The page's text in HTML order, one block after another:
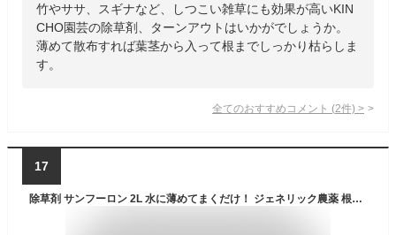
竹やササ、スギナなど、しつこい雑草にも効果が高いKIN
CHO園芸の除草剤、ターンアウトはいかがでしょうか。
薄めて散布すれば葉茎から入って根までしっかり枯らしま
す。
全てのおすすめコメント (2件) >
17
除草剤 サンフーロン 2L 水に薄めてまくだけ！ ジェネリック農薬 根こそぎ ドクダミ スギナ 竹 笹 イネ科雑草等